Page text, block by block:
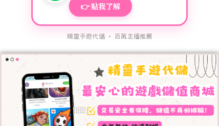
👉 點我了解
精靈手遊代儲 · 百萬主播推薦